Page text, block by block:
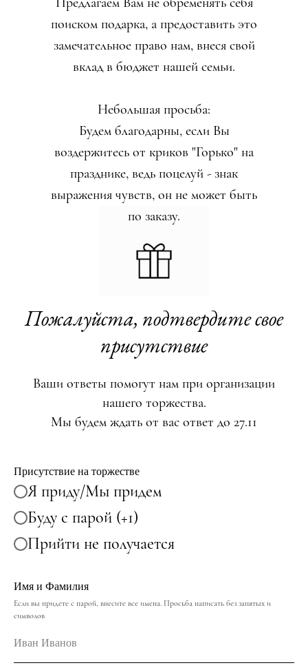
поиском подарка, а предоставить это
замечательное право нам, внеся свой
вклад в бюджет нашей семьи.
Небольшая просьба:
Будем благодарны, если Вы
воздержитесь от криков "Горько" на
празднике, ведь поцелуй - знак
выражения чувств, он не может быть
по заказу.
Пожалуйста, подтвердите свое
присутствие
Ваши ответы помогут нам при организации
нашего торжества.
Мы будем ждать от вас ответ до 27.11
Присутствие на торжестве
Я приду/Мы придем
Буду с парой (+1)
Прийти не получается
Имя и Фамилия
Если вы придете с парой, внесите все имена. Просьба написать без запятых и
символов